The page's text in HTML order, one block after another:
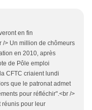
en fin
/> Un million de chômeurs
en 2010, après
de Pôle emploi
CFTC criaient lundi
que le patronat admet
pour réfléchir".<br />
réunis pour leur